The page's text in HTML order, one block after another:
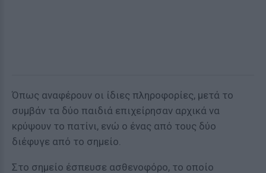
Όπως αναφέρουν οι ίδιες πληροφορίες, μετά το
συμβάν τα δύο παιδιά επιχείρησαν αρχικά να
κρύψουν το πατίνι, ενώ ο ένας από τους δύο
διέφυγε από το σημείο.
Στο σημείο έσπευσε ασθενοφόρο, το οποίο